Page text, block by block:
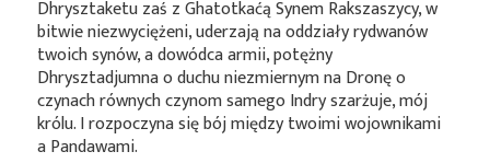
Dhrysztaketu zaś z Ghatotkaćą Synem Rakszaszycy, w
bitwie niezwyciężeni, uderzają na oddziały rydwanów
twoich synów, a dowódca armii, potężny
Dhrysztadjumna o duchu niezmiernym na Dronę o
czynach równych czynom samego Indry szarżuje, mój
królu. I rozpoczyna się bój między twoimi wojownikami
a Pandawami.